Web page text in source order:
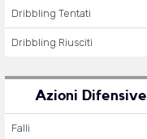
Dribbling Tentati
Dribbling Riusciti
Azioni Difensive
Falli